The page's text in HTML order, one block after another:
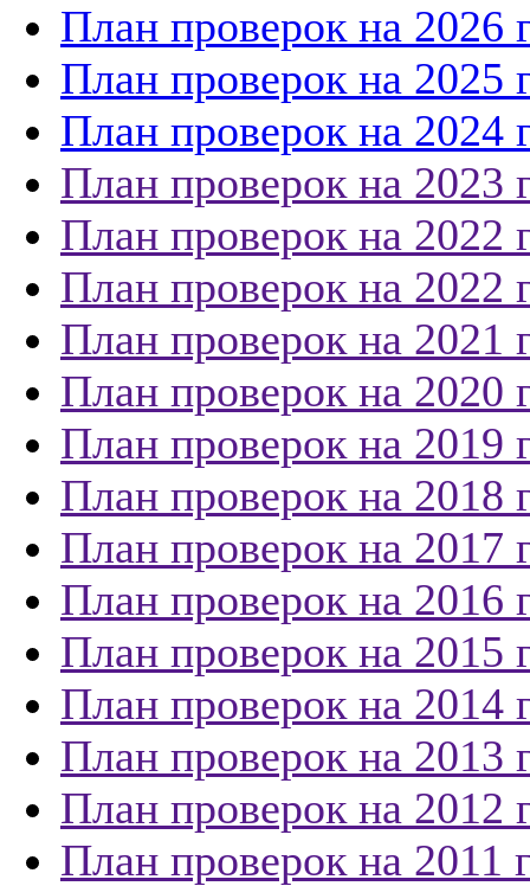
План проверок на 2026
План проверок на 2025
План проверок на 2024
План проверок на 2023
План проверок на 2022
План проверок на 2022
План проверок на 2021
План проверок на 2020
План проверок на 2019
План проверок на 2018
План проверок на 2017
План проверок на 2016
План проверок на 2015
План проверок на 2014
План проверок на 2013
План проверок на 2012
План проверок на 2011